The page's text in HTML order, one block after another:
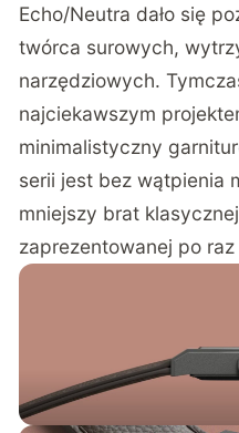
Echo/Neutra dało się
twórca surowych,
narzędziowych.
najciekawszym
minimalistyczny
serii jest bez wątpienia
mniejszy brat
zaprezentowanej po